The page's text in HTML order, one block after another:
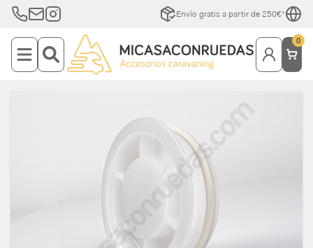
Envío gratis a partir de 250€*
0